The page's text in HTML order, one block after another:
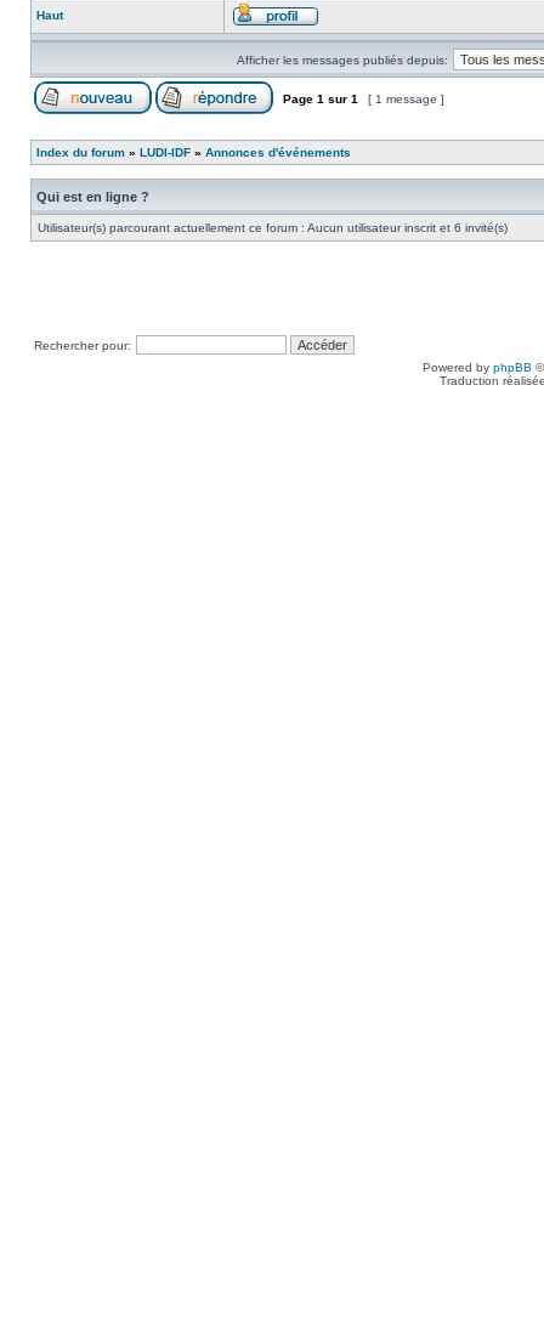
Haut
Afficher les messages publiés depuis:
Page 1 sur 1 [ 1 message ]
Index du forum » LUDI-IDF » Annonces d'événements
Qui est en ligne ?
Utilisateur(s) parcourant actuellement ce forum : Aucun utilisateur inscrit et 6 invité(s)
Rechercher pour:
Powered by phpBB
Traduction